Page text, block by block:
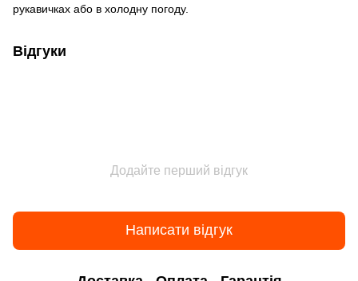
рукавичках або в холодну погоду.
Відгуки
Додайте перший відгук
Написати відгук